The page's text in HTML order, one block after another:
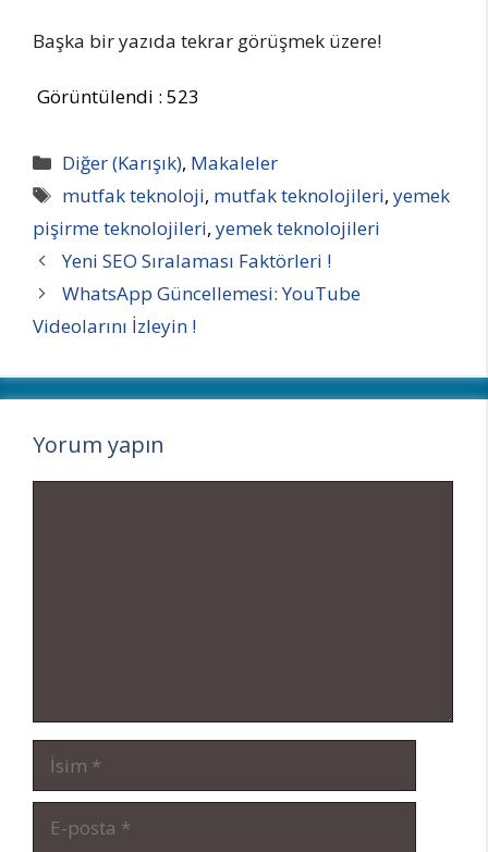
Başka bir yazıda tekrar görüşmek üzere!
Görüntülendi : 523
Kategoriler
Diğer (Karışık), Makaleler
Etiketler
mutfak teknoloji, mutfak teknolojileri,yemek
pişirme teknolojileri, yemek teknolojileri
Yeni SEO Sıralaması Faktörleri !
WhatsApp Güncellemesi: YouTube
Videolarını İzleyin !
Yorum yapın
İsim
posta